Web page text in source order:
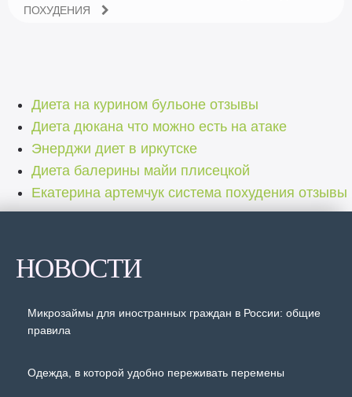
ПОХУДЕНИЯ
Диета на курином бульоне отзывы
Диета дюкана что можно есть на атаке
Энерджи диет в иркутске
Диета балерины майи плисецкой
Екатерина артемчук система похудения отзывы
НОВОСТИ
Микрозаймы для иностранных граждан в России: общие
правила
Одежда, в которой удобно переживать перемены